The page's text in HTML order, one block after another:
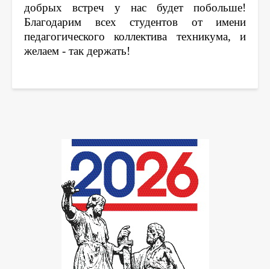
добрых встреч у нас будет побольше!
Благодарим всех студентов от имени
педагогического коллектива техникума, и
желаем - так держать!